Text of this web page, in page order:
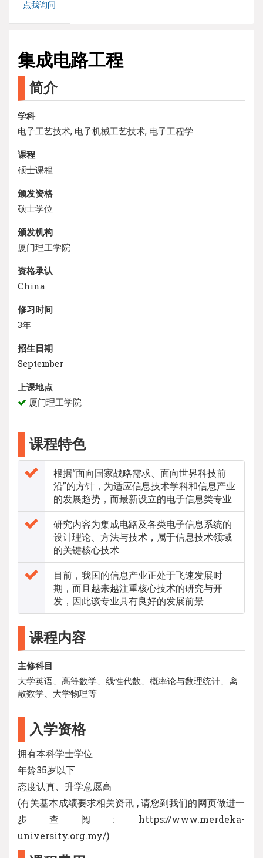
点我询问
集成电路工程
简介
学科
电子工艺技术, 电子机械工艺技术, 电子工程学
课程
硕士课程
颁发资格
硕士学位
颁发机构
厦门理工学院
资格承认
China
修习时间
3年
招生日期
September
上课地点
厦门理工学院
课程特色
根据“面向国家战略需求、面向世界科技前
沿”的方针，为适应信息技术学科和信息产业
的发展趋势，而最新设立的电子信息类专业
研究内容为集成电路及各类电子信息系统的
设计理论、方法与技术，属于信息技术领域
的关键核心技术
目前，我国的信息产业正处于飞速发展时
期，而且越来越注重核心技术的研究与开
发，因此该专业具有良好的发展前景
课程内容
主修科目
大学英语、高等数学、线性代数、概率论与数理统计、离
散数学、大学物理等
入学资格
拥有本科学士学位
年龄35岁以下
态度认真、升学意愿高
(有关基本成绩要求相关资讯 , 请您到我们的网页做进一
步查阅: https://www.merdeka-
university.org.my/)